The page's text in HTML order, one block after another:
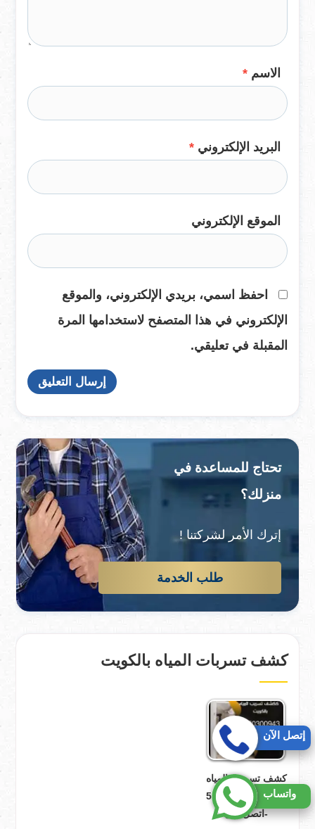
الاسم *
البريد الإلكتروني *
الموقع الإلكتروني
احفظ اسمي، بريدي الإلكتروني، والموقع
الإلكتروني في هذا المتصفح لاستخدامها المرة
المقبلة في تعليقي.
تحتاج للمساعدة في
منزلك؟
إترك الأمر لشركتنا !
طلب الخدمة
كشف تسربات المياه بالكويت
كشف تسريب المياه
بالكويت-50300943
-اتصل الان
واتساب
إتصل الآن